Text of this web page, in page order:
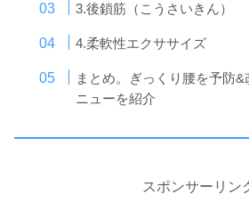
3.後鎖筋（こうさいきん）
4.柔軟性エクササイズ
まとめ。ぎっくり腰を予防&
ニューを紹介
スポンサーリン